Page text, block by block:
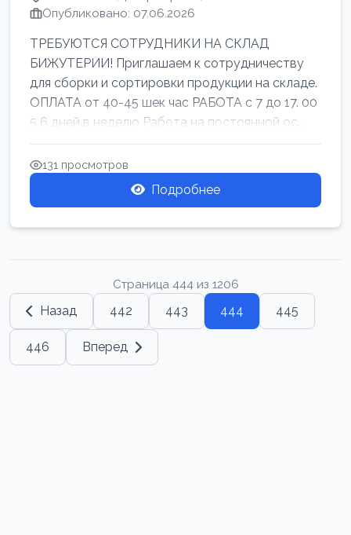
Опубликовано: 07.06.2026
ТРЕБУЮТСЯ СОТРУДНИКИ НА СКЛАД
БИЖУТЕРИИ! Приглашаем к сотрудничеству
для сборки и сортировки продукции на складе.
ОПЛАТА от 40-45 шек час РАБОТА с 7 до 17. 00
5 6 дней в неделю Работа на постоянной ос...
131 просмотров
Подробнее
Страница 444 из 1206
Назад 442 443 444 445
446 Вперед